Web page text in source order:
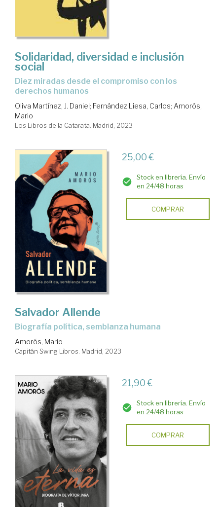
Solidaridad, diversidad e inclusión
social
Diez miradas desde el compromiso con los
derechos humanos
Oliva Martínez, J. Daniel; Fernández Liesa, Carlos; Amorós,
Mario
Los Libros de la Catarata. Madrid, 2023
25,00 €
Stock en librería. Envío
en 24/48 horas
COMPRAR
Salvador Allende
biografía política, semblanza humana
Amorós, Mario
Capitán Swing Libros. Madrid, 2023
21,90 €
Stock en librería. Envío
en 24/48 horas
COMPRAR